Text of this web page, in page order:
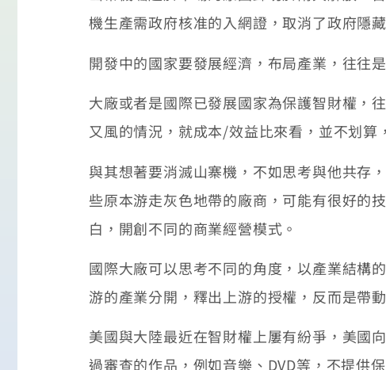
機生產需政府核准的入網證，取消了政府隱
開發中的國家要發展經濟，布局產業，往往
大廠或者是國際已發展國家為保護智財權，
又風的情況，就成本/效益比來看，並不划算
與其想著要消滅山寨機，不如思考與他共存
些原本游走灰色地帶的廠商，可能有很好的
白，開創不同的商業經營模式。
國際大廠可以思考不同的角度，以產業結構
游的產業分開，釋出上游的授權，反而是帶
美國與大陸最近在智財權上屢有紛爭，美國
過審查的作品，例如音樂、DVD等，不提供